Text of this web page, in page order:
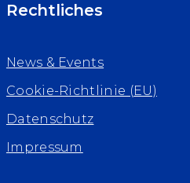
Rechtliches
News & Events
Cookie-Richtlinie (EU)
Datenschutz
Impressum